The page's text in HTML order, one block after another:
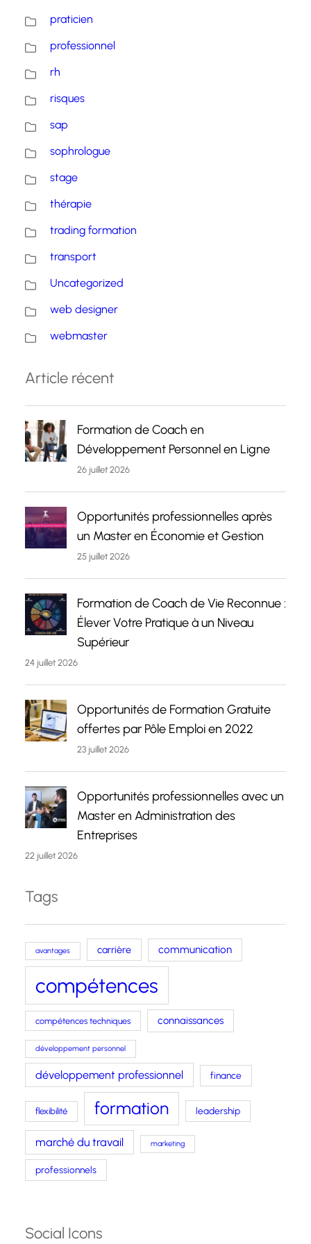
praticien
professionnel
rh
risques
sap
sophrologue
stage
thérapie
trading formation
transport
Uncategorized
web designer
webmaster
Article récent
Formation de Coach en
Développement Personnel en Ligne
26 juillet 2026
Opportunités professionnelles après
un Master en Économie et Gestion
25 juillet 2026
Formation de Coach de Vie Reconnue :
Élever Votre Pratique à un Niveau
Supérieur
24 juillet 2026
Opportunités de Formation Gratuite
offertes par Pôle Emploi en 2022
23 juillet 2026
Opportunités professionnelles avec un
Master en Administration des
Entreprises
22 juillet 2026
Tags
avantages carrière communication
compétences
compétences techniques connaissances
développement personnel
développement professionnel finance
flexibilité formation leadership
marché du travail marketing
professionnels
Social Icons